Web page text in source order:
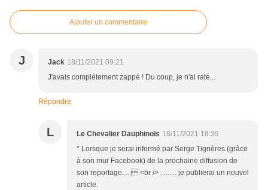
Ajouter un commentaire
J Jack 18/11/2021 09:21
J'avais complètement zappé ! Du coup, je n'ai raté...
Répondre
L Le Chevalier Dauphinois 18/11/2021 18:39
* Lorsque je serai informé par Serge Tignères (grâce
à son mur Facebook) de la prochaine diffusion de
son reportage......<br /> ......... je publierai un nouvel
article.